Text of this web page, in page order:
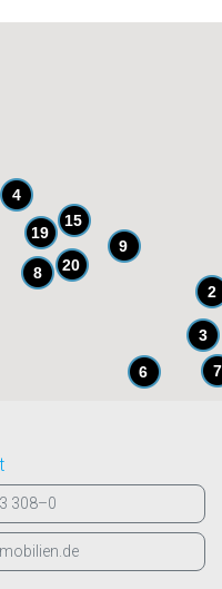
15
20
6
9
19
4
8
7
3
2
308–0